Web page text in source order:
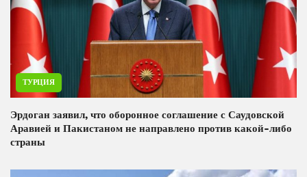
ТУРЦИЯ
Эрдоган заявил, что оборонное соглашение с Саудовской
Аравией и Пакистаном не направлено против какой-либо
страны